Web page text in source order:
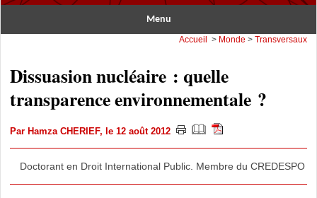
Menu
Accueil > Monde > Transversaux
Dissuasion nucléaire : quelle
transparence environnementale ?
Par Hamza CHERIEF, le 12 août 2012
Doctorant en Droit International Public. Membre du CREDESPO